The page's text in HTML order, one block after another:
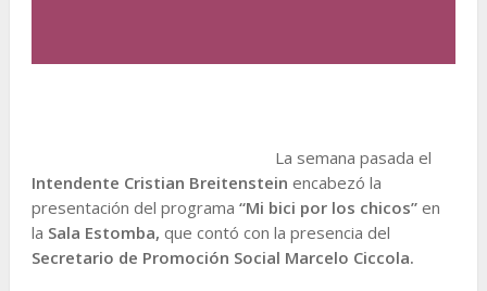
La semana pasada el
Intendente Cristian Breitenstein encabezó la
presentación del programa “Mi bici por los chicos”en
la Sala Estomba, que contó con la presencia del
Secretario de Promoción Social Marcelo Ciccola.